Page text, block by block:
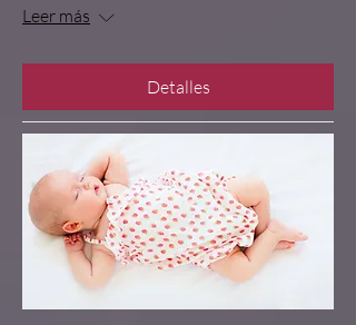
Leer más
Detalles